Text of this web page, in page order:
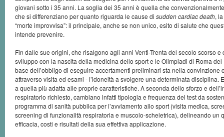
giovani sotto i 35 anni. La soglia dei 35 anni è quella che
che si differenziano per quanto riguarda le cause di sudden cardiac death,
“morte improvvisa”: il principale, anche se non unico, esito di salute che
intende prevenire.
Fin dalle sue origini, che risalgono agli anni Venti-Trenta del secolo scorso e
sviluppo con la nascita della medicina dello sport e le Olimpiadi di Roma
base dell’obbligo di eseguire accertamenti preliminari sta nella convinzione
attraverso visita ed esami - l’idoneità a svolgere una determinata disciplina.
a quella più adatta alle proprie caratteristiche. A seconda dello sforzo e
respiratorio richiesto, cambiano infatti tipologia e frequenza dei test da
programma di sanità pubblica per l’avviamento allo sport (visita medica,
screening di funzionalità respiratoria e muscolo-scheletrica), delineando un
efficacia, costi e risultati della sua effettiva applicazione.